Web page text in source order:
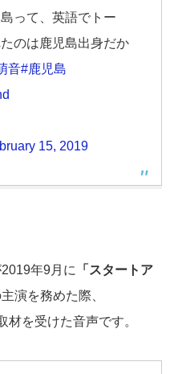
って、英語でトー
のは鹿児島出身だか
音#鹿児島
15, 2019
年9月に 「スタートア
演を務めた際、
材を受けた音声です。